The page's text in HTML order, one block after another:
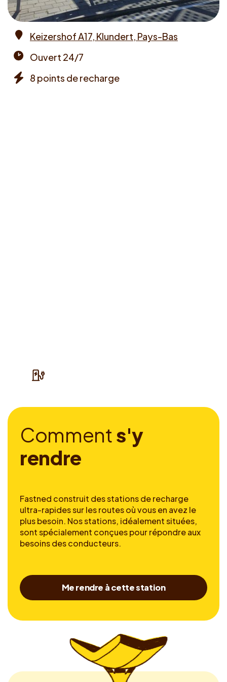
Keizershof A17, Klundert, Pays-Bas
times
Ouvert 24/7
8 points de recharge
Comment s'y
rendre
Fastned construit des stations de recharge
ultra-rapides sur les routes où vous en avez le
plus besoin. Nos stations, idéalement situées,
sont spécialement conçues pour répondre aux
besoins des conducteurs.
Me rendre à cette station